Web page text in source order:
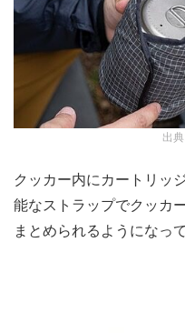
出典:
クッカー内にカートリッ
能なストラップでクッカ
まとめられるようになっ